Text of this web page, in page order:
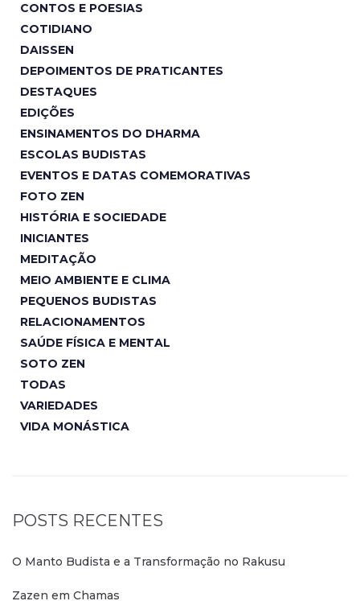
CONTOS E POESIAS
COTIDIANO
DAISSEN
DEPOIMENTOS DE PRATICANTES
DESTAQUES
EDIÇÕES
ENSINAMENTOS DO DHARMA
ESCOLAS BUDISTAS
EVENTOS E DATAS COMEMORATIVAS
FOTO ZEN
HISTÓRIA E SOCIEDADE
INICIANTES
MEDITAÇÃO
MEIO AMBIENTE E CLIMA
PEQUENOS BUDISTAS
RELACIONAMENTOS
SAÚDE FÍSICA E MENTAL
SOTO ZEN
TODAS
VARIEDADES
VIDA MONÁSTICA
POSTS RECENTES
O Manto Budista e a Transformação no Rakusu
Zazen em Chamas